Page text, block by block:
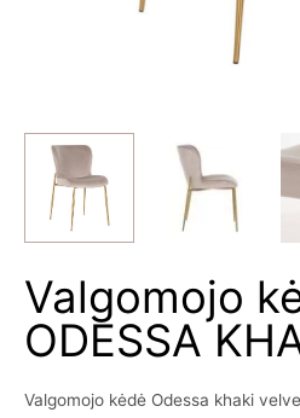
Valgomojo
ODESSA
Valgomojo kėdė Odessa khaki